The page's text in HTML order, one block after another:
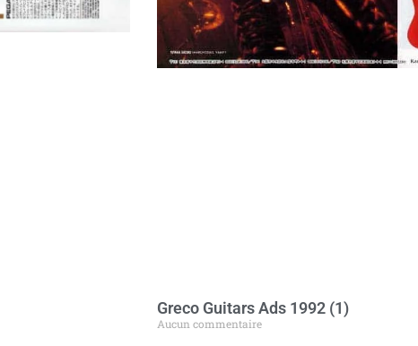
Greco Guitars Ads 1992 (1)
Aucun commentaire